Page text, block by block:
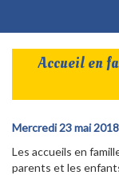
Accueil en
Mercredi 23 mai 2018
Les accueils en
parents et les